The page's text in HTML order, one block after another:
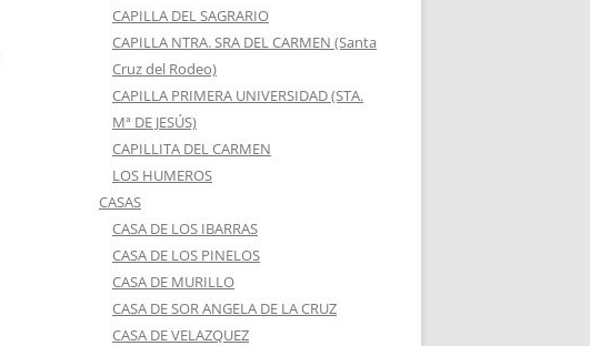
CAPILLA DEL SAGRARIO
CAPILLA NTRA. SRA DEL CARMEN (Santa
Cruz del Rodeo)
CAPILLA PRIMERA UNIVERSIDAD (STA.
Mª DE JESÚS)
CAPILLITA DEL CARMEN
LOS HUMEROS
CASAS
CASA DE LOS IBARRAS
CASA DE LOS PINELOS
CASA DE MURILLO
CASA DE SOR ANGELA DE LA CRUZ
CASA DE VELAZQUEZ